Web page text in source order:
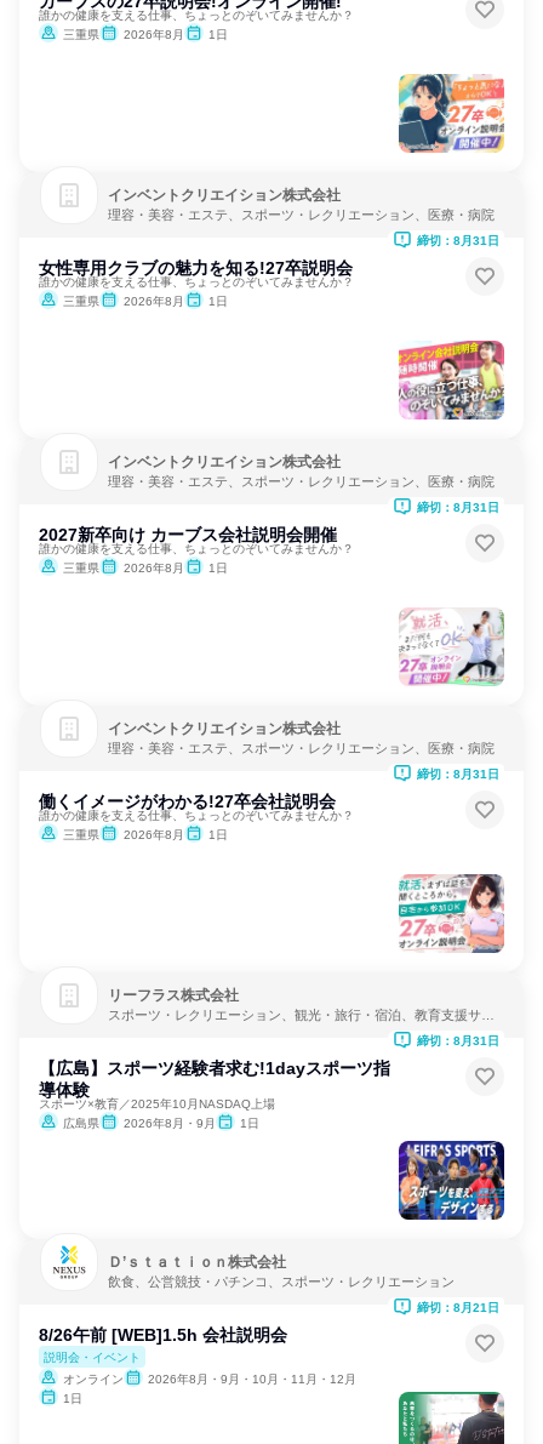
誰かの健康を支える仕事、ちょっとのぞいてみませんか？
三重県
2026年8月 1日
インベントクリエイション株式会社
理容・美容・エステ、スポーツ・レクリエーション、医療・病院
女性専用クラブの魅力を知る!27卒説明会
誰かの健康を支える仕事、ちょっとのぞいてみませんか？
三重県
2026年8月 1日
締切：8月31日
インベントクリエイション株式会社
理容・美容・エステ、スポーツ・レクリエーション、医療・病院
2027新卒向け カーブス会社説明会開催
誰かの健康を支える仕事、ちょっとのぞいてみませんか？
三重県
2026年8月 1日
締切：8月31日
インベントクリエイション株式会社
理容・美容・エステ、スポーツ・レクリエーション、医療・病院
働くイメージがわかる!27卒会社説明会
誰かの健康を支える仕事、ちょっとのぞいてみませんか？
三重県
2026年8月 1日
締切：8月31日
リーフラス株式会社
スポーツ・レクリエーション、観光・旅行・宿泊、教育支援サー
【広島】スポーツ経験者求む!1dayスポーツ指
導体験
スポーツ×教育／2025年10月NASDAQ上場
広島県
2026年8月・9月 1日
締切：8月31日
Ｄ’ｓｔａｔｉｏｎ株式会社
飲食、公営競技・パチンコ、スポーツ・レクリエーション
8/26午前 [WEB]1.5h 会社説明会
説明会・イベント
オンライン
2026年8月・9月・10月・11月・12月
1日
締切：8月21日